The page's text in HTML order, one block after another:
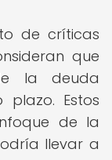
de críticas
que
la deuda
Estos
de la
llevar a